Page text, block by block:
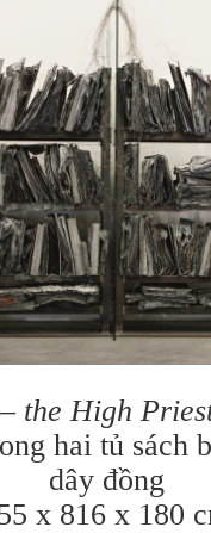
the High
hai tủ sách
dây đồng
x 816 x 180